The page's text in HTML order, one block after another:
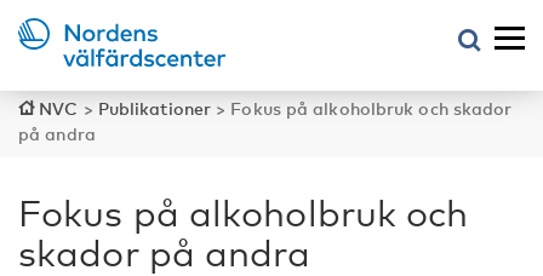
NVC > Publikationer > Fokus på alkoholbruk och skador
på andra
Fokus på alkoholbruk och
skador på andra